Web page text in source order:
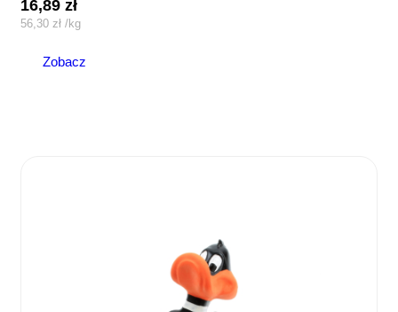
16,89zł
56,30zł /kg
Zobacz